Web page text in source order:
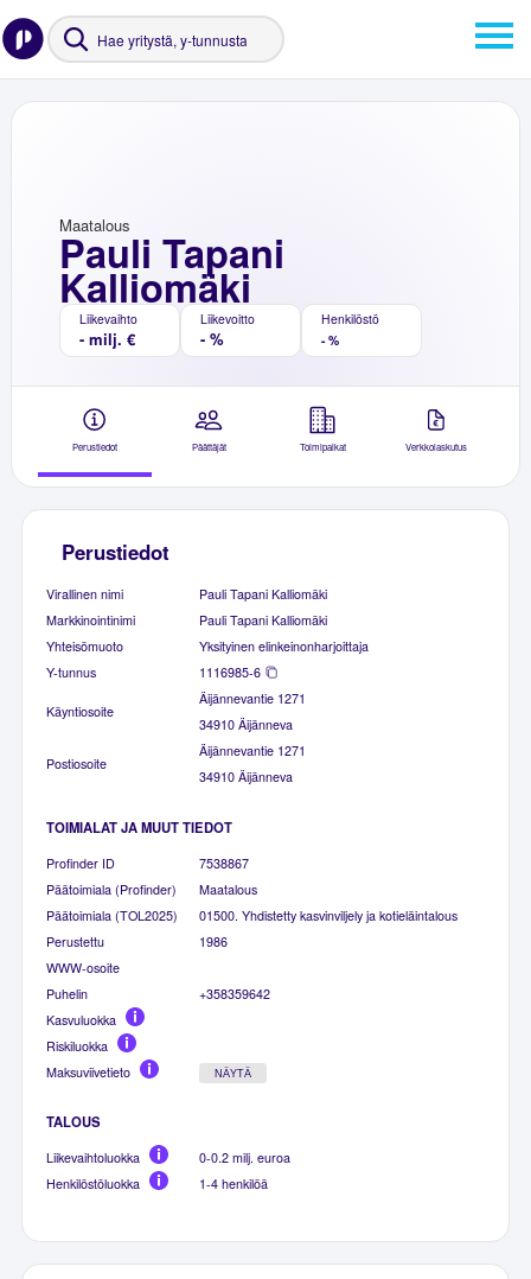
Pauli Tapani
Kalliomäki
Maatalous
Liikevaihto
- milj. €
Liikevoitto
- %
Henkilöstö
- %
Perustiedot Päättäjät Toimipaikat Verkkolaskutus
Perustiedot
Virallinen nimi
Pauli Tapani Kalliomäki
Markkinointinimi
Pauli Tapani Kalliomäki
Yhteisömuoto
Yksityinen elinkeinonharjoittaja
Y-tunnus
1116985-6
Käyntiosoite
Äijännevantie 1271
34910 Äijänneva
Postiosoite
Äijännevantie 1271
34910 Äijänneva
TOIMIALAT JA MUUT TIEDOT
Profinder ID
7538867
Päätoimiala (Profinder)
Maatalous
Päätoimiala (TOL2025)
01500. Yhdistetty kasvinviljely ja kotieläintalous
Perustettu
1986
WWW-osoite
Puhelin
+358359642
Kasvuluokka
Riskiluokka
Maksuviivetieto
NÄYTÄ
TALOUS
Liikevaihtoluokka
0-0.2 milj. euroa
Henkilöstöluokka
1-4 henkilöä